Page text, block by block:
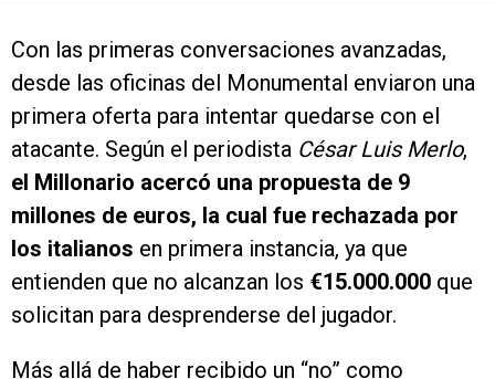
Con las primeras conversaciones avanzadas,
desde las oficinas del Monumental enviaron una
primera oferta para intentar quedarse con el
atacante. Según el periodista César Luis Merlo,
el Millonario acercó una propuesta de 9
millones de euros, la cual fue rechazada por
los italianos en primera instancia, ya que
entienden que no alcanzan los €15.000.000 que
solicitan para desprenderse del jugador.
Más allá de haber recibido un “no” como